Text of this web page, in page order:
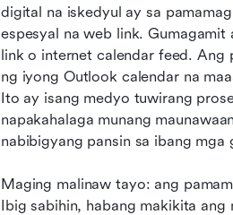
digital na iskedyul ay sa
espesyal na web link.
link o internet calendar feed. Ang
ng iyong Outlook calendar na
Ito ay isang medyo tuwirang
napakahalaga munang
nabibigyang pansin sa ibang mga
Maging malinaw tayo: ang
Ibig sabihin, habang makikita ang